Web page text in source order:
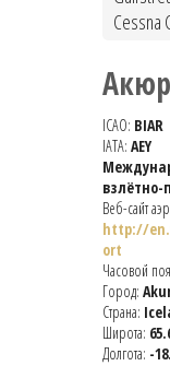
Cessna
ICAO: BIAR
IATA: AEY
взлётно-
Веб-сайт
http://
ort
Часовой
Город:
Страна:
Широта:
Долгота: -